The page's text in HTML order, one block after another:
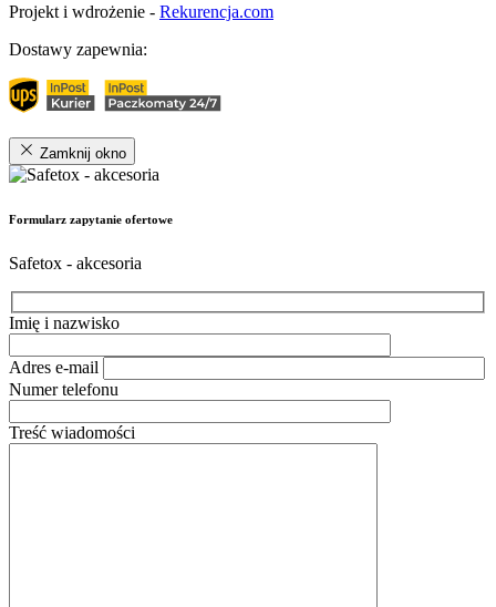
Projekt i wdrożenie - Rekurencja.com
Dostawy zapewnia:
Zamknij okno
Formularz zapytanie ofertowe
Safetox - akcesoria
Imię i nazwisko
Adres e-mail
Numer telefonu
Treść wiadomości